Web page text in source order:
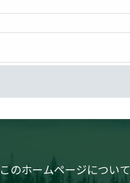
このホームページについて